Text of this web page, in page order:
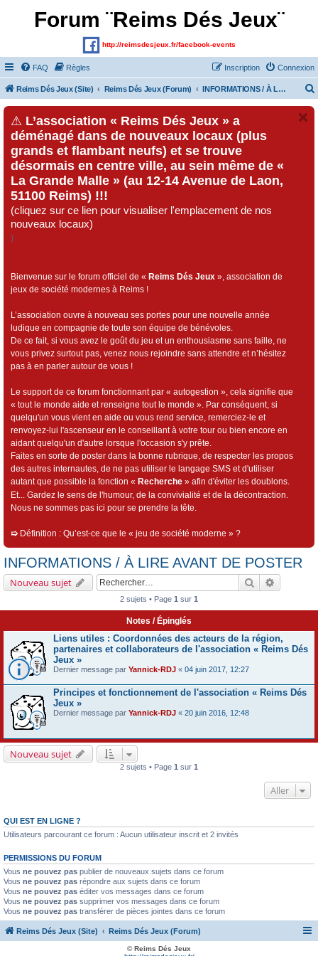
Forum ¨Reims Dés Jeux¨
http://reimsdesjeux.fr/facebook-events
FAQ Règles Connexion
Inscription
Reims Dés Jeux (Site) Reims Dés Jeux (Forum) INFORMATIONS / À LIRE AVANT DE POSTER
⚠ L’association « Reims Dés Jeux » a
déménagé dans de nouveaux locaux (plus
grands et flambant neufs) et se trouve
désormais en centre ville, au sein même de «
La Grande Malle » (au 12-14 Avenue de Laon,
51100 Reims) !!!
(cliquez sur ce lien pour visualiser l'emplacement de nos
nouveaux locaux)
)
Bienvenue sur le forum officiel de « Reims Dés Jeux », association de
jeux de société modernes à Reims !
L’association ouvre à nouveau ses portes pour une nouvelle année
ludique en compagnie de toute son équipe de bénévoles.
De ce fait, si vous avez le goût du jeu et un enthousiasme sans faille, ne
vous privez surtout pas, venez nous rejoindre sans attendre et n’hésitez
pas à en parler autour de vous !
Le support de ce forum fonctionnant par « autogestion », cela signifie que
« tout le monde aide et renseigne tout le monde ». Par conséquent, si
quelqu'un vous vient en aide ou vous rend service, remerciez-le et
renvoyez-lui l'ascenseur en le conseillant à votre tour ou bien encore en
aidant quelqu'un d'autre lorsque l'occasion s'y prête.
Faites en sorte de poster dans la bonne rubrique, de respecter les propos
des autres internautes, de ne pas utiliser le langage SMS et d'utiliser
autant que possible la fonction « Recherche » afin d'éviter les doublons.
Et... Gardez le sens de l'humour, de la convivialité et de la décontraction.
Nous ne sommes pas ici pour se prendre la tête.
➯ Définition : Qu’est-ce que le « jeu de société moderne » ?
INFORMATIONS / À LIRE AVANT DE POSTER
Nouveau sujet Rechercher
2 sujets • Page 1 sur 1
Notes / Épinglés
Liens utiles : Coordonnées des acteurs de la région,
partenaires et collaborateurs de l'association « Reims Dés
Jeux »
Dernier message par Yannick-RDJ « 04 juin 2017, 12:27
Principes et fonctionnement de l'association « Reims Dés
Jeux »
Dernier message par Yannick-RDJ « 20 juin 2016, 12:48
Nouveau sujet
2 sujets • Page 1 sur 1
Aller
QUI EST EN LIGNE ?
Utilisateurs parcourant ce forum : Aucun utilisateur inscrit et 2 invités
PERMISSIONS DU FORUM
Vous ne pouvez pas publier de nouveaux sujets dans ce forum
Vous ne pouvez pas répondre aux sujets dans ce forum
Vous ne pouvez pas éditer vos messages dans ce forum
Vous ne pouvez pas supprimer vos messages dans ce forum
Vous ne pouvez pas transférer de pièces jointes dans ce forum
Reims Dés Jeux (Site) Reims Dés Jeux (Forum)
© Reims Dés Jeux